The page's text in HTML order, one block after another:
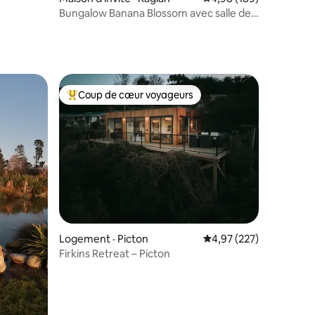
Bungalow Banana Blossom avec salle de
plus aimés Coup de cœur voyageurs parmi les plus aimés
Coup de cœur voyageurs
Logement · Picton Note moyenne de
4,97 (227)
Firkins Retreat – Picton